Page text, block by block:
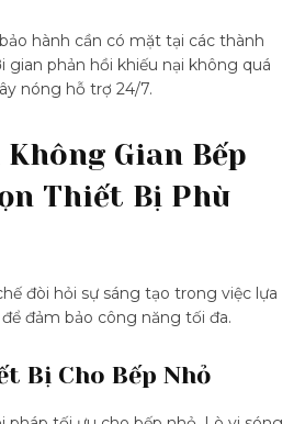
hành cần có mặt tại các thành
gian phản hồi khiếu nại không quá
nóng hỗ trợ 24/7.
Gian Bếp
Thiết Bị Phù
đòi hỏi sự sáng tạo trong việc lựa
đảm bảo công năng tối đa.
Bị Cho Bếp Nhỏ